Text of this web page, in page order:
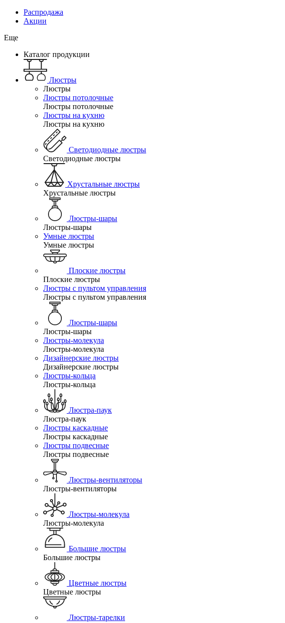
Распродажа
Акции
Еще
Каталог продукции
Люстры
Люстры
Люстры потолочные
Люстры потолочные
Люстры на кухню
Люстры на кухню
Светодиодные люстры
Светодиодные люстры
Хрустальные люстры
Хрустальные люстры
Люстры-шары
Люстры-шары
Умные люстры
Умные люстры
Плоские люстры
Плоские люстры
Люстры с пультом управления
Люстры с пультом управления
Люстры-шары
Люстры-шары
Люстры-молекула
Люстры-молекула
Дизайнерские люстры
Дизайнерские люстры
Люстры-кольца
Люстры-кольца
Люстра-паук
Люстра-паук
Люстры каскадные
Люстры каскадные
Люстры подвесные
Люстры подвесные
Люстры-вентиляторы
Люстры-вентиляторы
Люстры-молекула
Люстры-молекула
Большие люстры
Большие люстры
Цветные люстры
Цветные люстры
Люстры-тарелки